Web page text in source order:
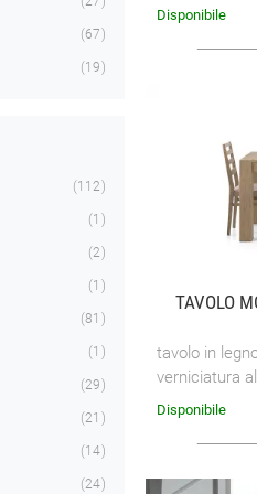
67
19
112
1
2
1
81
1
29
21
14
24
Disponibile
TAVOLO
tavolo in
verniciatura
Disponibile